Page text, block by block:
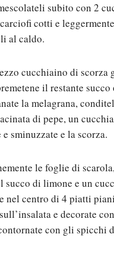
subito con 2
cotti e
al caldo.
cucchiaino di scorza
il restante
la melagrana,
di pepe, un
sminuzzate e la scorza.
le foglie di
succo di limone e un
nel centro di 4 piatti
e decorate
con gli spicchi